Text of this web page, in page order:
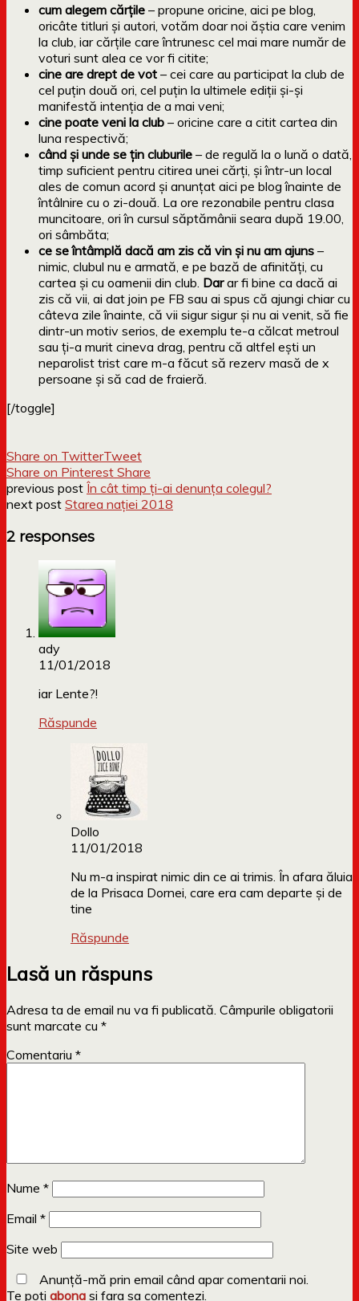
cum alegem cărțile – propune oricine, aici pe blog,
oricâte titluri și autori, votăm doar noi ăștia care venim
la club, iar cărțile care întrunesc cel mai mare număr de
voturi sunt alea ce vor fi citite;
cine are drept de vot – cei care au participat la club de
cel puțin două ori, cel puțin la ultimele ediții și-și
manifestă intenția de a mai veni;
cine poate veni la club – oricine care a citit cartea din
luna respectivă;
când și unde se țin cluburile – de regulă la o lună o dată,
timp suficient pentru citirea unei cărți, și într-un local
ales de comun acord și anunțat aici pe blog înainte de
întâlnire cu o zi-două. La ore rezonabile pentru clasa
muncitoare, ori în cursul săptămânii seara după 19.00,
ori sâmbăta;
ce se întâmplă dacă am zis că vin și nu am ajuns –
nimic, clubul nu e armată, e pe bază de afinități, cu
cartea și cu oamenii din club. Darar fi bine ca dacă ai
zis că vii, ai dat join pe FB sau ai spus că ajungi chiar cu
câteva zile înainte, că vii sigur sigur și nu ai venit, să fie
dintr-un motiv serios, de exemplu te-a călcat metroul
sau ți-a murit cineva drag, pentru că altfel ești un
neparolist trist care m-a făcut să rezerv masă de x
persoane și să cad de fraieră.
[/toggle]
Share on TwitterTweet
Share on Pinterest Share
previous post În cât timp ți-ai denunța colegul?
next post Starea nației 2018
2 responses
ady
11/01/2018
iar Lente?!
Răspunde
Dollo
11/01/2018
Nu m-a inspirat nimic din ce ai trimis. În afara ăluia
de la Prisaca Dornei, care era cam departe și de
tine
Răspunde
Lasă un răspuns
Adresa ta de email nu va fi publicată. Câmpurile obligatorii
sunt marcate cu *
Comentariu *
Nume *
Email *
Site web
Anunță-mă prin email când apar comentarii noi.
Te poti abona si fara sa comentezi.